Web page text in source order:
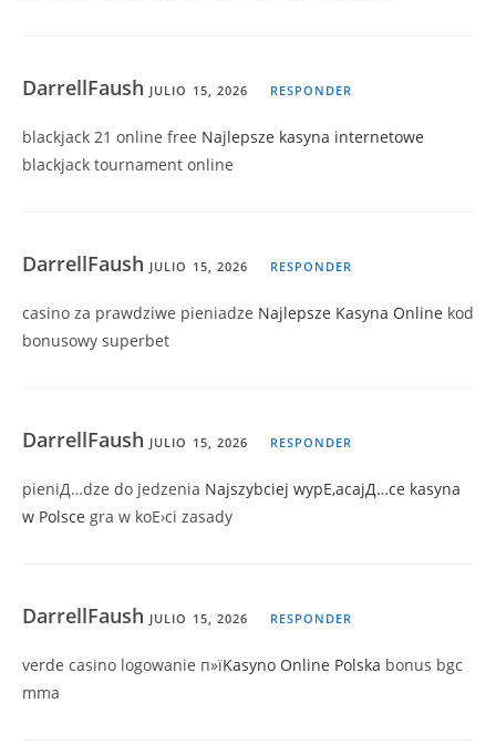
DarrellFaush JULIO 15, 2026 RESPONDER
blackjack 21 online free Najlepsze kasyna internetowe
blackjack tournament online
DarrellFaush JULIO 15, 2026 RESPONDER
casino za prawdziwe pieniadze Najlepsze Kasyna Online kod
bonusowy superbet
DarrellFaush JULIO 15, 2026 RESPONDER
pieniД…dze do jedzenia Najszybciej wypЕ‚acajД…ce kasyna
w Polsce gra w koЕ›ci zasady
DarrellFaush JULIO 15, 2026 RESPONDER
verde casino logowanie п»їKasyno Online Polska bonus bgc
mma